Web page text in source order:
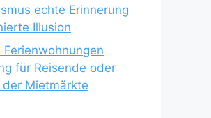
echte Erinnerung
Illusion
für Reisende oder
Mietmärkte